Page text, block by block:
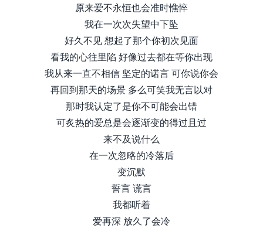
原来爱不永恒也会准时憔悴
我在一次次失望中下坠
好久不见 想起了那个你初次见面
看我的心往里陷 好像过去都在等你出现
我从来一直不相信 坚定的诺言 可你说你会
再回到那天的场景 多么可笑我无言以对
那时我认定了是你不可能会出错
可炙热的爱总是会逐渐变的得过且过
来不及说什么
在一次忽略的冷落后
变沉默
誓言 谎言
我都听着
爱再深 放久了会冷